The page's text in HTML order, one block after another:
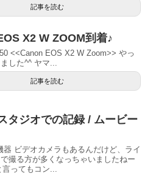
記事を読む
X2 W ZOOM到着♪
<<Canon EOS X2 W Zoom>> やっ
した^^ ヤマ...
記事を読む
タジオでの記録 / ムービー
器 ビデオカメラもあるんだけど、ライ
撮る方が多くなっちゃいましたねー
ってもコン...